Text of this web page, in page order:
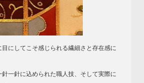
にしてこそ感じられる繊細さと存在感に
一針に込められた職人技、そして実際に